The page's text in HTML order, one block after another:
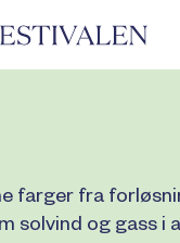
farger fra
solvind og gass i